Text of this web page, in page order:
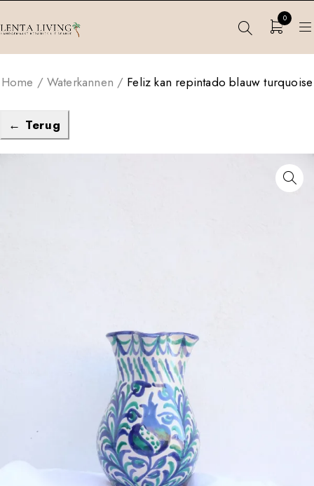
0
Home / Waterkannen / Feliz kan repintado blauw turquoise
← Terug